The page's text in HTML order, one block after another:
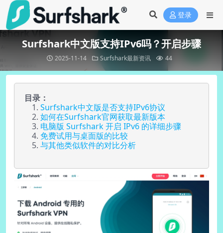
登录
Surfshark中文版支持IPv6吗？开启步骤
2025-11-14 Surfshark最新资讯 44
目录：
Surfshark中文版是否支持IPv6协议
如何在Surfshark官网获取最新版本
电脑版 Surfshark 开启 IPv6 的详细步骤
免费试用与桌面版的比较
与其他类似软件的对比分析